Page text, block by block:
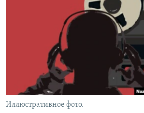
Иллюстративное фото.